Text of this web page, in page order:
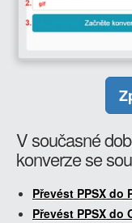
V současné
konverze se
Převést PPSX do
Převést PPSX do